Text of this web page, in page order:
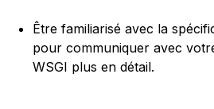
Être familiarisé avec la
pour communiquer avec
WSGI plus en détail.